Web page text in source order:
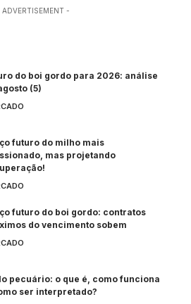
-
do boi gordo para 2026: análise
(5)
futuro do milho mais
mas projetando
futuro do boi gordo: contratos
do vencimento sobem
pecuário: o que é, como funciona
ser interpretado?